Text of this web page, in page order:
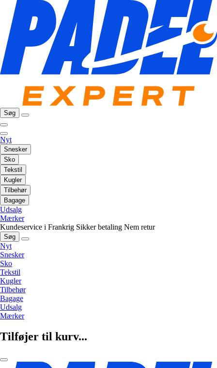
Søg
Nyt
Snesker
Sko
Tekstil
Kugler
Tilbehør
Bagage
Udsalg
Mærker
Kundeservice i Frankrig Sikker betaling Nem retur
Søg
Nyt
Snesker
Sko
Tekstil
Kugler
Tilbehør
Bagage
Udsalg
Mærker
Tilføjer til kurv...